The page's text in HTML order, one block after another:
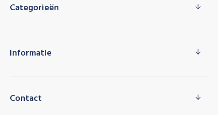
Categorieën
Informatie
Contact